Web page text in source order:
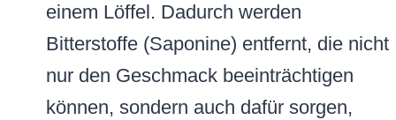
einem Löffel. Dadurch werden
Bitterstoffe (Saponine) entfernt, die nicht
nur den Geschmack beeinträchtigen
können, sondern auch dafür sorgen,